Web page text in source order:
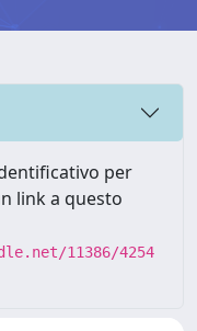
per
link a questo
11386/4254